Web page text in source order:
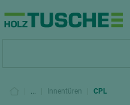
... Innentüren CPL